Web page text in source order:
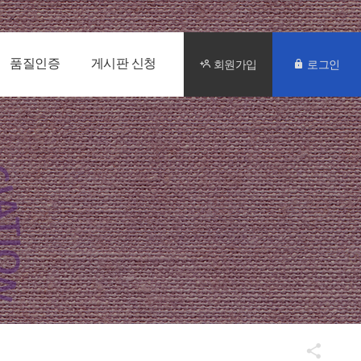
품질인증 게시판 신청 회원가입 로그인